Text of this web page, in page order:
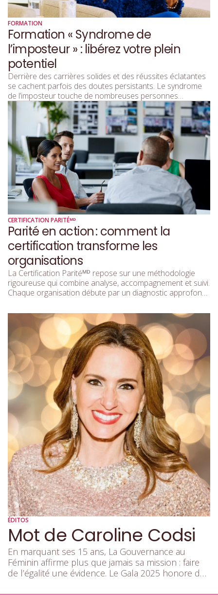
FORMATION
Formation « Syndrome de
l’imposteur » : libérez votre plein
potentiel
Derrière des carrières solides et des réussites éclatantes
se cachent parfois des doutes persistants. Le syndrome
de l’imposteur touche de nombreuses personnes
ambitieuses : sentiment de ne jamais être à la hauteur,
minimisation des succès, perfectionnisme paralysant,
autocritique sévère ou encore peur d’échouer face à de
nouveaux défis. Ces pensées limitantes freinent la
progression professionnelle et empêchent d’occuper
pleinement la place qui revient de droit.
CERTIFICATION PARITÉᴹᴰ
Parité en action : comment la
certification transforme les
organisations
La Certification Paritéᴹᴰ repose sur une méthodologie
rigoureuse qui combine analyse, accompagnement et suivi.
Chaque organisation débute par un diagnostic approfondi
genres en analysant ses stratégies (culture et
engagements) et ses actions (communications, politiques
et programmes), ainsi que les résultats qu’elles produisent.
Ce diagnostic met en lumière les forces de l’organisation,
mais aussi les écarts qui freinent la progression vers la
parité.
ÉDITOS
Mot de Caroline Codsi
En marquant ses 15 ans, La Gouvernance au
Féminin affirme plus que jamais sa mission : faire
de l’égalité une évidence. Le Gala 2025 honore des